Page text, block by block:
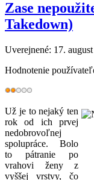
Zase
Takedown)
Uverejnené: 17.
Hodnotenie
Už je to nejaký ten
rok od ich prvej
nedobrovoľnej
spolupráce. Bolo
to pátranie po
vrahovi ženy z
vyššej vrstvy, čo